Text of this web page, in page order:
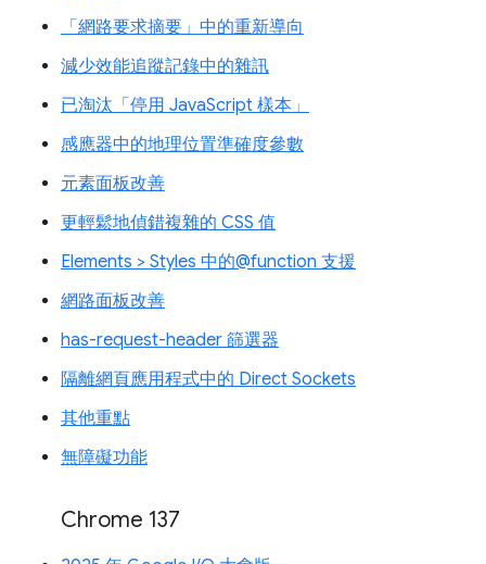
「網路要求摘要」中的重新導向
減少效能追蹤記錄中的雜訊
已淘汰「停用 JavaScript 樣本」
感應器中的地理位置準確度參數
元素面板改善
更輕鬆地偵錯複雜的 CSS 值
Elements > Styles 中的@function 支援
網路面板改善
has-request-header 篩選器
隔離網頁應用程式中的 Direct Sockets
其他重點
無障礙功能
Chrome 137